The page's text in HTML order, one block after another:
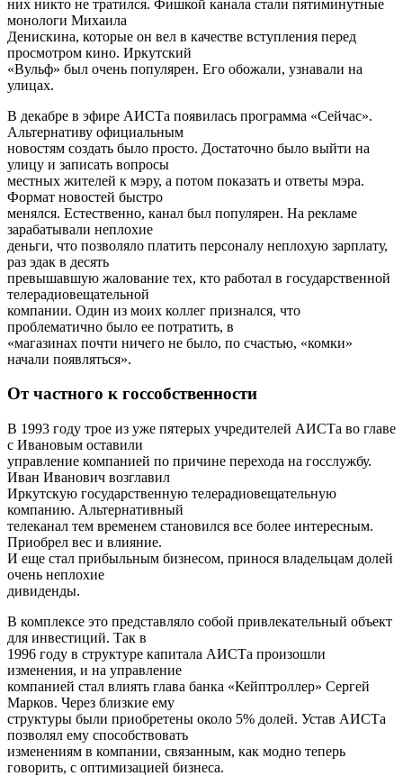
них никто не тратился. Фишкой канала стали пятиминутные
монологи Михаила
Денискина, которые он вел в качестве вступления перед
просмотром кино. Иркутский
«Вульф» был очень популярен. Его обожали, узнавали на
улицах.
В декабре в эфире АИСТа появилась программа «Сейчас».
Альтернативу официальным
новостям создать было просто. Достаточно было выйти на
улицу и записать вопросы
местных жителей к мэру, а потом показать и ответы мэра.
Формат новостей быстро
менялся. Естественно, канал был популярен. На рекламе
зарабатывали неплохие
деньги, что позволяло платить персоналу неплохую зарплату,
раз эдак в десять
превышавшую жалование тех, кто работал в государственной
телерадиовещательной
компании. Один из моих коллег признался, что
проблематично было ее потратить, в
«магазинах почти ничего не было, по счастью, «комки»
начали появляться».
От частного к госсобственности
В 1993 году трое из уже пятерых учредителей АИСТа во главе
с Ивановым оставили
управление компанией по причине перехода на госслужбу.
Иван Иванович возглавил
Иркутскую государственную телерадиовещательную
компанию. Альтернативный
телеканал тем временем становился все более интересным.
Приобрел вес и влияние.
И еще стал прибыльным бизнесом, принося владельцам долей
очень неплохие
дивиденды.
В комплексе это представляло собой привлекательный объект
для инвестиций. Так в
1996 году в структуре капитала АИСТа произошли
изменения, и на управление
компанией стал влиять глава банка «Кейптроллер» Сергей
Марков. Через близкие ему
структуры были приобретены около 5% долей. Устав АИСТа
позволял ему способствовать
изменениям в компании, связанным, как модно теперь
говорить, с оптимизацией бизнеса.